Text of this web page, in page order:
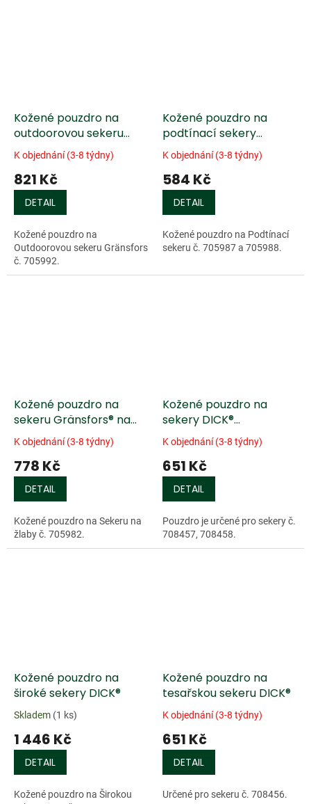
Kožené pouzdro na
outdoorovou sekeru
Gränsfors®
K objednání (3-8 týdny)
821 Kč
DETAIL
Kožené pouzdro na
Outdoorovou sekeru Gränsfors
č. 705992.
Kožené pouzdro na
podtínací sekery
Gränsfors®
K objednání (3-8 týdny)
584 Kč
DETAIL
Kožené pouzdro na Podtínací
sekeru č. 705987 a 705988.
Kožené pouzdro na
sekeru Gränsfors® na
žlaby
K objednání (3-8 týdny)
778 Kč
DETAIL
Kožené pouzdro na Sekeru na
žlaby č. 705982.
Kožené pouzdro na
sekery DICK®
Dumstorfer Bart
K objednání (3-8 týdny)
651 Kč
DETAIL
Pouzdro je určené pro sekery č.
708457, 708458.
Kožené pouzdro na
široké sekery DICK®
Skladem (1 ks)
1 446 Kč
DETAIL
Kožené pouzdro na Širokou
Kožené pouzdro na
tesařskou sekeru DICK®
K objednání (3-8 týdny)
651 Kč
DETAIL
Určené pro sekeru č. 708456.